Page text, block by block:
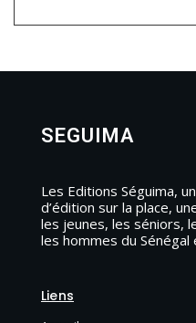
SEGUIMA
Les Editions Séguima,
d’édition sur la place,
les jeunes, les séniors,
les hommes du Sénégal
Liens